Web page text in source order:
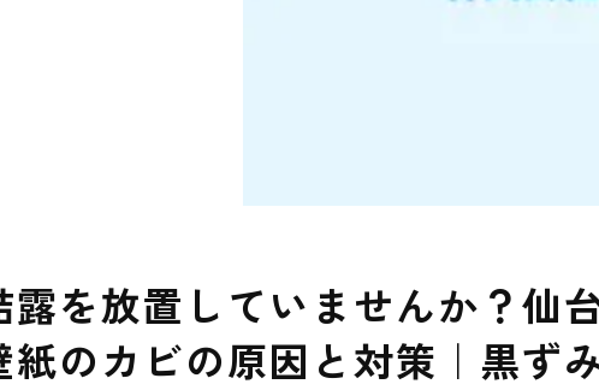
露を放置していませんか？仙
紙のカビの原因と対策｜黒ず